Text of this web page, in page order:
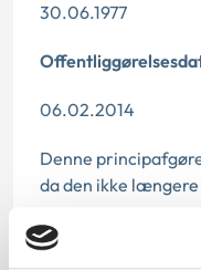
30.06.1977
06.02.2014
Denne
da den ikke
Paragraf